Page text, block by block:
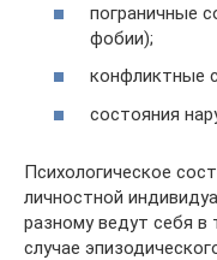
пограничные
фобии);
конфликтные
состояния
Психологическое
личностной
разному ведут себя в
случае